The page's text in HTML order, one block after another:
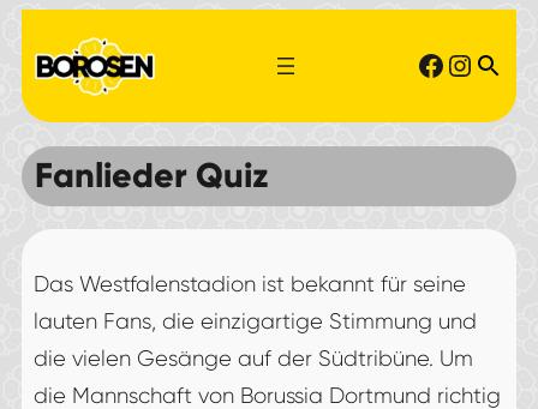
Inhalt
springen
Fanlieder Quiz
Das Westfalenstadion ist bekannt für seine
lauten Fans, die einzigartige Stimmung und
die vielen Gesänge auf der Südtribüne. Um
die Mannschaft von Borussia Dortmund richtig